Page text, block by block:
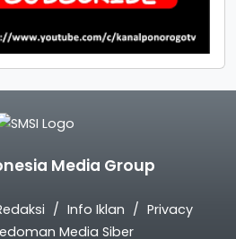
Media Group
Info Iklan
Privacy
Media Siber